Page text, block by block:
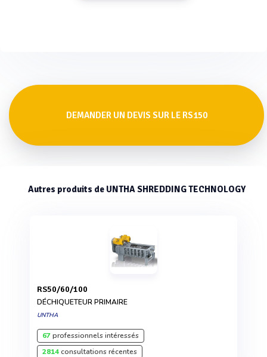
DEMANDER UN DEVIS SUR LE RS150
Autres produits de UNTHA SHREDDING TECHNOLOGY
RS50/60/100
DÉCHIQUETEUR PRIMAIRE
UNTHA
67professionnels intéressés
2814consultations récentes